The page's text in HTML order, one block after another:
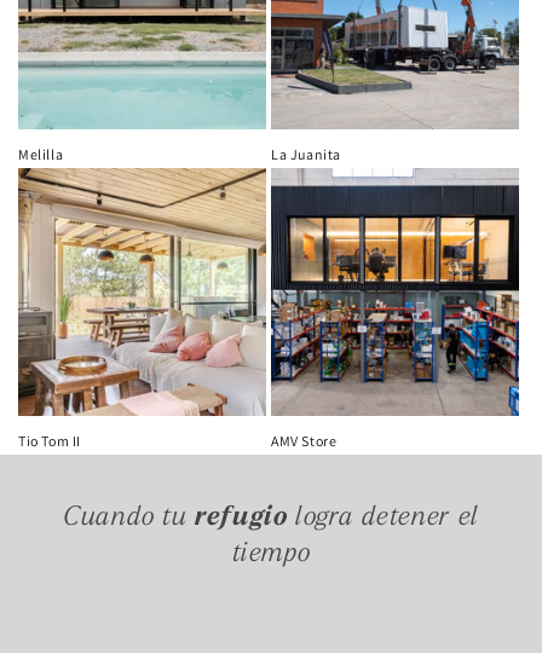
Melilla La Juanita
Tio Tom II AMV Store
Cuando turefugio logra detener el
tiempo